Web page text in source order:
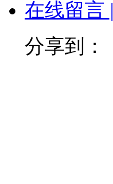
在线留言 |
分享到：